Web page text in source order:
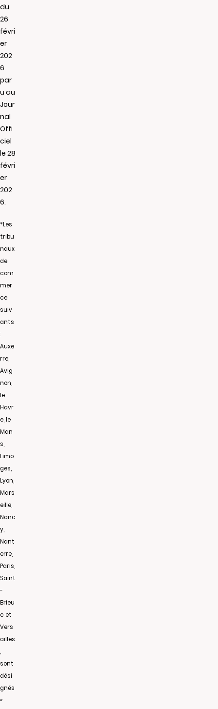
du
26
févri
er
202
6
par
u au
Jour
nal
Offi
ciel
le 28
févri
er
202
6.
*Les
tribu
naux
de
com
mer
ce
suiv
ants
:
Auxe
rre,
Avig
non,
le
Havr
e, le
Man
s,
Limo
ges,
Lyon,
Mars
eille,
Nanc
y,
Nant
erre,
Paris,
Saint
-
Brieu
c et
Vers
ailles
sont
dési
gnés
«